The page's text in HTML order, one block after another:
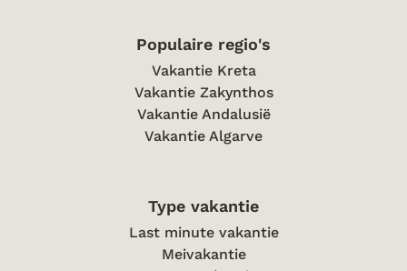
Populaire regio's
Vakantie Kreta
Vakantie Zakynthos
Vakantie Andalusië
Vakantie Algarve
Type vakantie
Last minute vakantie
Meivakantie